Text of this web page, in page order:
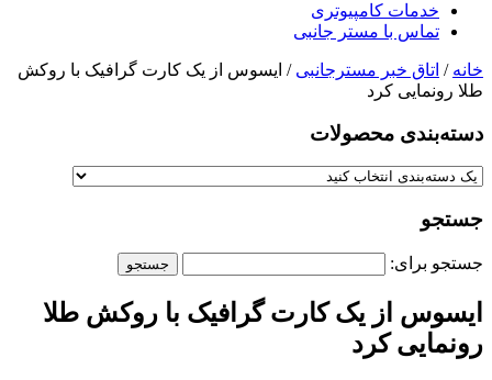
خدمات کامپیوتری
تماس با مستر جانبی
خانه / اتاق خبر مسترجانبی / ایسوس از یک کارت گرافیک با روکش
طلا رونمایی کرد
دسته‌بندی‌ محصولات
جستجو
جستجو برای:
ایسوس از یک کارت گرافیک با روکش طلا
رونمایی کرد